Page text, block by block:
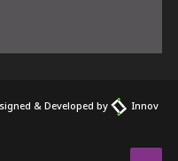
& Developed by
Innov